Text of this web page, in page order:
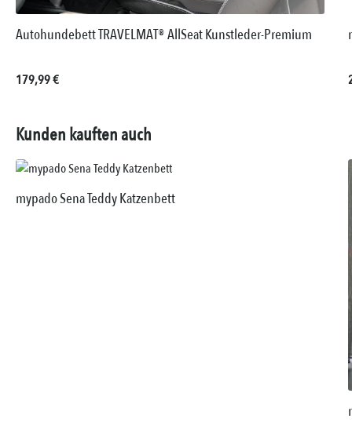
Autohundebett TRAVELMAT® AllSeat Kunstleder-Premium
Regulärer Preis:
179,99 €
Kunden kauften auch
mypado Sena Teddy Katzenbett